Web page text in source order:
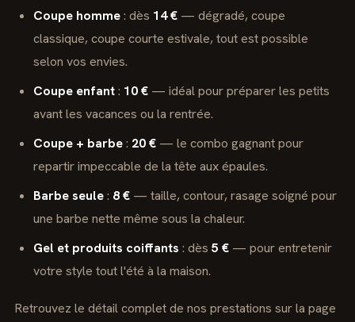
Coupe homme: dès 14 € — dégradé, coupe
classique, coupe courte estivale, tout est possible
selon vos envies.
Coupe enfant: 10 € — idéal pour préparer les petits
avant les vacances ou la rentrée.
Coupe + barbe: 20 € — le combo gagnant pour
repartir impeccable de la tête aux épaules.
Barbe seule: 8 € — taille, contour, rasage soigné pour
une barbe nette même sous la chaleur.
Gel et produits coiffants : dès 5 € — pour entretenir
votre style tout l'été à la maison.
Retrouvez le détail complet de nos prestations sur la page